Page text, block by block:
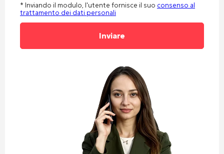
* Inviando il modulo, l'utente fornisce il suo consenso al
trattamento dei dati personali